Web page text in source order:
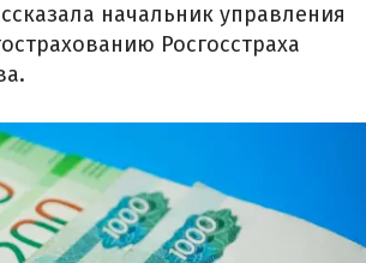
начальник управления
Росгосстраха